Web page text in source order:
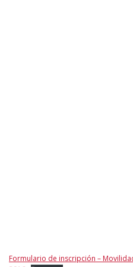
Formulario de inscripción –